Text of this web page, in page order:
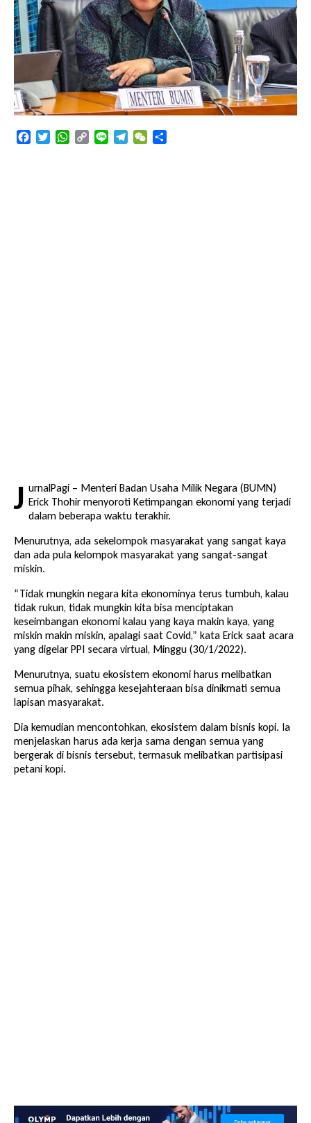
Angkutan Bawang Bombay Tak Sesuai Dokumen
FacebookTwitterWhatsApp
Copy
Line TelegramWeChat
J urnalPagi – Menteri Badan Usaha Milik Negara (BUMN)
Erick Thohir menyoroti Ketimpangan ekonomi yang terjadi
dalam beberapa waktu terakhir.
Menurutnya, ada sekelompok masyarakat yang sangat kaya
dan ada pula kelompok masyarakat yang sangat-sangat
miskin.
“Tidak mungkin negara kita ekonominya terus tumbuh, kalau
tidak rukun, tidak mungkin kita bisa menciptakan
keseimbangan ekonomi kalau yang kaya makin kaya, yang
miskin makin miskin, apalagi saat Covid,” kata Erick saat acara
yang digelar PPI secara virtual, Minggu (30/1/2022).
Menurutnya, suatu ekosistem ekonomi harus melibatkan
semua pihak, sehingga kesejahteraan bisa dinikmati semua
lapisan masyarakat.
Dia kemudian mencontohkan, ekosistem dalam bisnis kopi. Ia
menjelaskan harus ada kerja sama dengan semua yang
bergerak di bisnis tersebut, termasuk melibatkan partisipasi
petani kopi.